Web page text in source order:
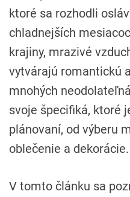
ktoré sa rozhodli
chladnejších
krajiny, mrazivé
vytvárajú romantickú
mnohých
svoje špecifiká, ktoré
plánovaní, od výberu
oblečenie a dekorácie.
V tomto článku sa